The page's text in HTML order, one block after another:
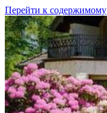
Перейти к содержимому